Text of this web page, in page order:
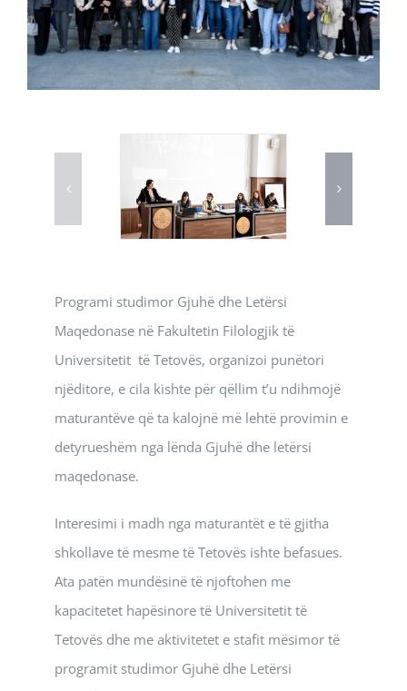
Programi studimor Gjuhë dhe Letërsi
Maqedonase në Fakultetin Filologjik të
Universitetit të Tetovës, organizoi punëtori
njëditore, e cila kishte për qëllim t’u ndihmojë
maturantëve që ta kalojnë më lehtë provimin e
detyrueshëm nga lënda Gjuhë dhe letërsi
maqedonase.
Interesimi i madh nga maturantët e të gjitha
shkollave të mesme të Tetovës ishte befasues.
Ata patën mundësinë të njoftohen me
kapacitetet hapësinore të Universitetit të
Tetovës dhe me aktivitetet e stafit mësimor të
programit studimor Gjuhë dhe Letërsi